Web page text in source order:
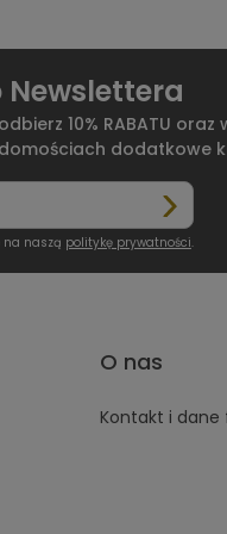
Newslettera
10% RABATU oraz
dodatkowe
na naszą politykę prywatności.
O nas
Kontakt i dane